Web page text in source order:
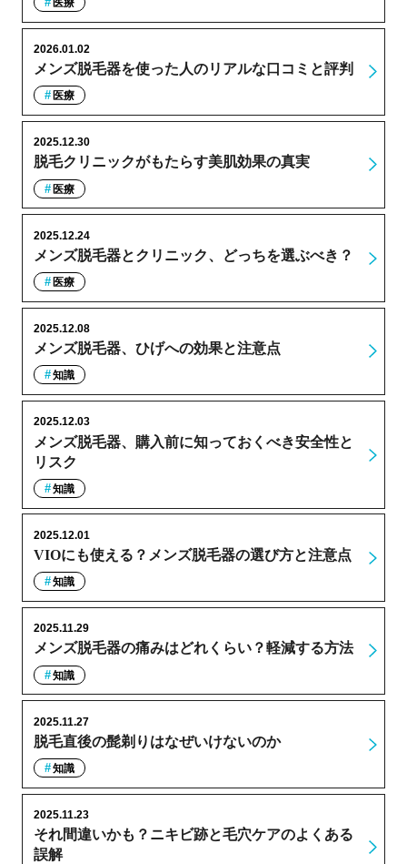
医療
メンズ脱毛器を使った人のリアルな口コミと評判
2026.01.02
医療
脱毛クリニックがもたらす美肌効果の真実
2025.12.30
医療
メンズ脱毛器とクリニック、どっちを選ぶべき？
2025.12.24
医療
メンズ脱毛器、ひげへの効果と注意点
2025.12.08
知識
メンズ脱毛器、購入前に知っておくべき安全性と
リスク
2025.12.03
知識
VIOにも使える？メンズ脱毛器の選び方と注意点
2025.12.01
知識
メンズ脱毛器の痛みはどれくらい？軽減する方法
2025.11.29
知識
脱毛直後の髭剃りはなぜいけないのか
2025.11.27
知識
それ間違いかも？ニキビ跡と毛穴ケアのよくある
誤解
2025.11.23